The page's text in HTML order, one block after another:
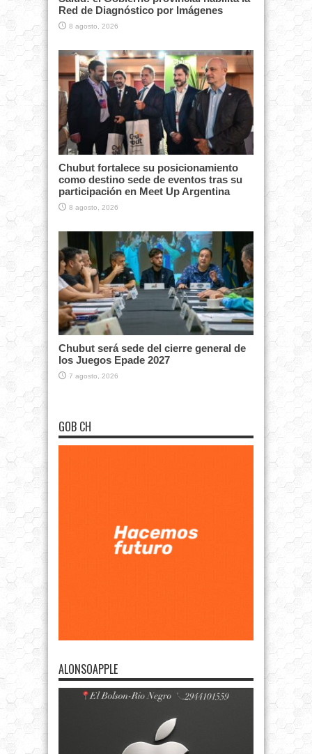
Red de Diagnóstico por Imágenes
8 agosto, 2026
Chubut fortalece su posicionamiento
como destino sede de eventos tras su
participación en Meet Up Argentina
8 agosto, 2026
Chubut será sede del cierre general de
los Juegos Epade 2027
7 agosto, 2026
GOB CH
ALONSOAPPLE